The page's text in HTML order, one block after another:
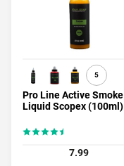
5
Pro Line Active Smoke
Liquid Scopex (100ml)
7.99